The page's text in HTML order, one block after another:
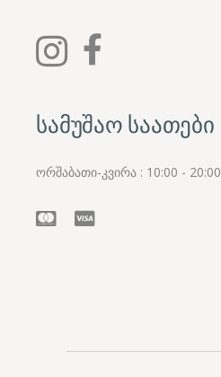
სამუშაო საათები
ორშაბათი-კვირა : 10:00 - 20:00